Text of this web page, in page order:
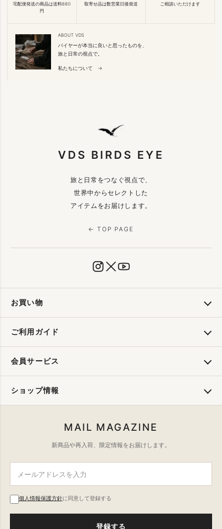
宅配便発送の商品は送料880
円
取寄せ品は数営業日後発送
ご相談いただけます
ABOUT VDS
バイヤーが本当に良いと思ったものを、
旅と日常の視点で。
私たちについて →
VDS BIRDS EYE
旅と日常をつなぐ視点で、
世界中からセレクトした
アイテムをお届けします。
← TOP PAGE
お買い物
ご利用ガイド
会員サービス
ショップ情報
MAIL MAGAZINE
新商品や再入荷、限定情報をお届けします。
個人情報保護方針に同意して登録する
登録する